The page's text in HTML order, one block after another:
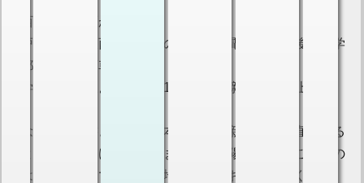
・西神中央方面から
神戸市営地下鉄西神山手線の三宮方面電車に乗車後、「学
園都市」駅で下車。
「学園都市」駅より徒歩約15分。山陽新幹線すぐ上。
（念のために書きますが、本当に山陽新幹線から直で来る
ことができるわけではありません。山陽新幹線をご利用の
際は「新神戸」で下車後、地下鉄線にお乗り換えくださ